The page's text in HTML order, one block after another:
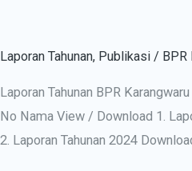
Laporan Tahunan, Publikasi / BPR
Laporan Tahunan BPR
No Nama View / Download 1.
2. Laporan Tahunan 2024